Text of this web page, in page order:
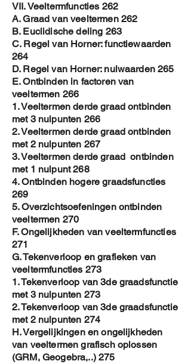
VII. Veeltermfuncties 262
A. Graad van veeltermen 262
B. Euclidische deling 263
C. Regel van Horner: functiewaarden
264
D. Regel van Horner: nulwaarden 265
E. Ontbinden in factoren van
veeltermen 266
1. Veeltermen derde graad ontbinden
met 3 nulpunten 266
2. Veeltermen derde graad ontbinden
met 2 nulpunten 267
3. Veeltermen derde graad ontbinden
met 1 nulpunt 268
4. Ontbinden hogere graadsfuncties
269
5. Overzichtsoefeningen ontbinden
veeltermen 270
F. Ongelijkheden van veeltermfuncties
271
G. Tekenverloop en grafieken van
veeltermfuncties 273
1. Tekenverloop van 3de graadsfunctie
met 3 nulpunten 273
2. Tekenverloop van 3de graadsfunctie
met 2 nulpunten 274
H. Vergelijkingen en ongelijkheden
van veeltermen grafisch oplossen
(GRM, Geogebra,..) 275